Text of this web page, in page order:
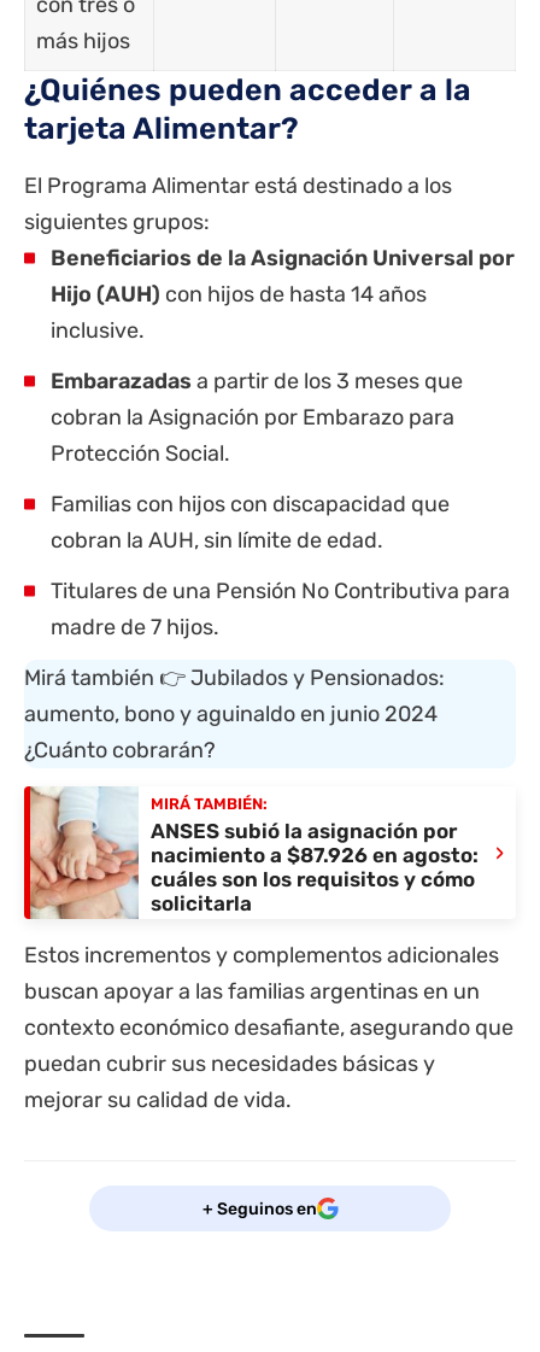
más hijos
¿Quiénes pueden acceder a la
tarjeta Alimentar?
El Programa Alimentar está destinado a los
siguientes grupos:
Beneficiarios de la Asignación Universal por
Hijo (AUH) con hijos de hasta 14 años
inclusive.
Embarazadas a partir de los 3 meses que
cobran la Asignación por Embarazo para
Protección Social.
Familias con hijos con discapacidad que
cobran la AUH, sin límite de edad.
Titulares de una Pensión No Contributiva para
madre de 7 hijos.
Mirá también 👉Jubilados y Pensionados:
aumento, bono y aguinaldo en junio 2024
¿Cuánto cobrarán?
MIRÁ TAMBIÉN:
ANSES subió la asignación por
nacimiento a $87.926 en agosto:
cuáles son los requisitos y cómo
solicitarla
›
Estos incrementos y complementos adicionales
buscan apoyar a las familias argentinas en un
contexto económico desafiante, asegurando que
puedan cubrir sus necesidades básicas y
mejorar su calidad de vida.
+ Seguinos en